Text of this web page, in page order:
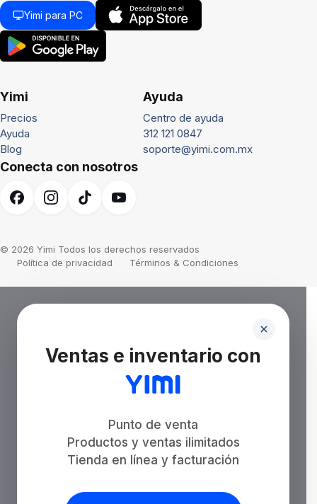
Yimi para PC
Yimi
Precios
Ayuda
Blog
Ayuda
Centro de ayuda
312 121 0847
soporte@yimi.com.mx
Conecta con nosotros
© 2026 Yimi Todos los derechos reservados
Política de privacidad
Términos & Condiciones
Ventas e inventario con
Punto de venta
Productos y ventas ilimitados
Tienda en línea y facturación